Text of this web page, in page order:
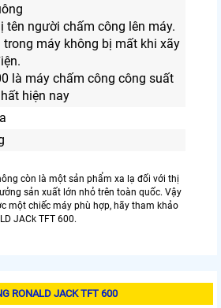
tên người chấm công lên máy.
trong máy không bị mất khi xãy
là máy chấm công công suất
hiện nay
còn là một sản phẩm xa lạ đối với thị
sản xuất lớn nhỏ trên toàn quốc. Vậy
một chiếc máy phù hợp, hãy tham khảo
JACk TFT 600.
RONALD JACK TFT 600